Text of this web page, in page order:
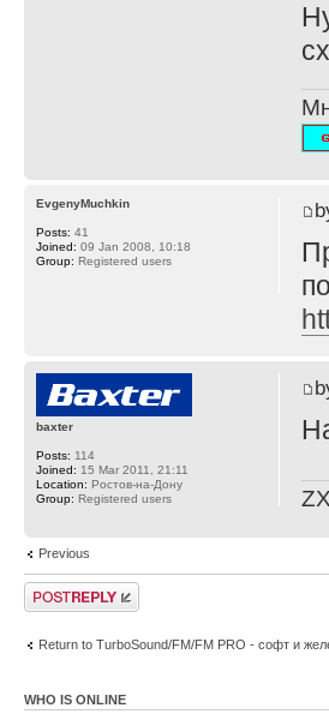
EvgenyMuchkin
Posts: 41
Joined: 09 Jan 2008, 10:18
Group: Registered users
baxter
Posts: 114
Joined: 15 Mar 2011, 21:11
Location: Ростов-на-Дону
Group: Registered users
Previous
Post a reply
Return to TurboSound/FM/FM PRO - софт и
WHO IS ONLINE